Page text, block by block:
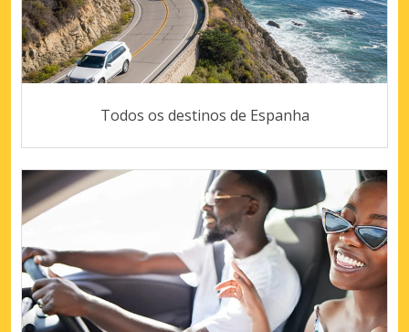
Todos os destinos de Espanha